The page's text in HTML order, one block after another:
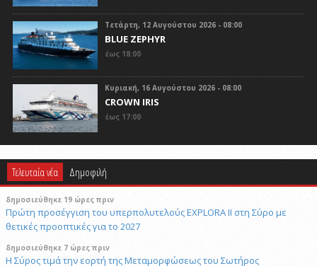
Τετάρτη, 12 Αυγούστου 2026 - 08:00
BLUE ZEPHYR
έως 18:00
Κυριακή, 16 Αυγούστου 2026 - 08:00
CROWN IRIS
έως 17:00
Τελευταία νέα Δημοφιλή
δημοσιεύθηκε 19 ώρες πριν
Πρώτη προσέγγιση του υπερπολυτελούς EXPLORA II στη Σύρο με
θετικές προοπτικές για το 2027
δημοσιεύθηκε 7 ώρες πριν
Η Σύρος τιμά την εορτή της Μεταμορφώσεως του Σωτήρος